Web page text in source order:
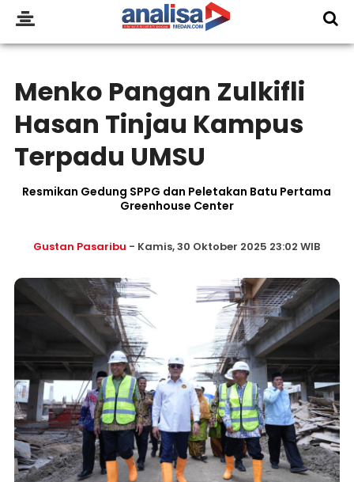
Menko Pangan Zulkifli
Hasan Tinjau Kampus
Terpadu UMSU
Resmikan Gedung SPPG dan Peletakan Batu Pertama
Greenhouse Center
Gustan Pasaribu - Kamis, 30 Oktober 2025 23:02 WIB